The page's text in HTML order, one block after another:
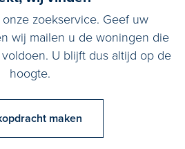
zoekservice. Geef uw
wij mailen u de woningen die
U blijft dus altijd op de
hoogte.
maken